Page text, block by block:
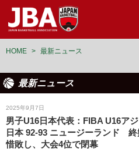
HOME > 最新ニュース
最新ニュース
2025年9月7日
男子U16日本代表：FIBA U16ア
日本 92-93 ニュージーランド
惜敗し、大会4位で閉幕